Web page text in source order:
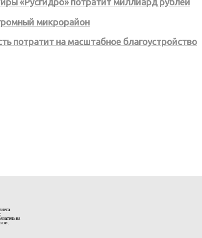
«Русгидро» потратит миллиард рублей
микрорайон
потратит на масштабное благоустройство